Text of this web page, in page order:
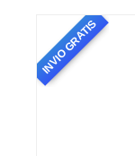
INVIO GRATIS